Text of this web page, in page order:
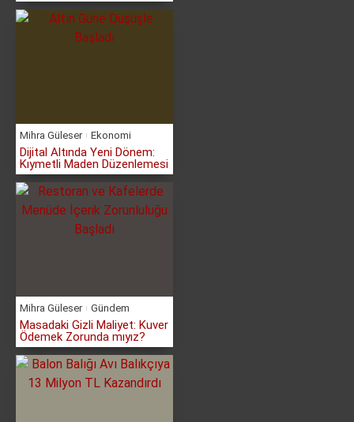
Mihra Güleser Ekonomi
Dijital Altında Yeni Dönem:
Kıymetli Maden Düzenlemesi
Mihra Güleser Gündem
Masadaki Gizli Maliyet: Kuver
Ödemek Zorunda mıyız?